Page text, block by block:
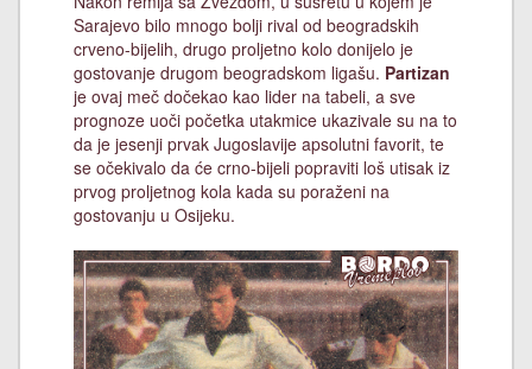
Sarajevo bilo mnogo bolji rival od beogradskih
crveno-bijelih, drugo proljetno kolo donijelo je
gostovanje drugom beogradskom ligašu. Partizan
je ovaj meč dočekao kao lider na tabeli, a sve
prognoze uoči početka utakmice ukazivale su na to
da je jesenji prvak Jugoslavije apsolutni favorit, te
se očekivalo da će crno-bijeli popraviti loš utisak iz
prvog proljetnog kola kada su poraženi na
gostovanju u Osijeku.